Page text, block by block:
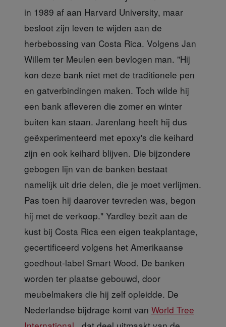
in 1989 af aan Harvard University, maar
besloot zijn leven te wijden aan de
herbebossing van Costa Rica. Volgens Jan
Willem ter Meulen een bevlogen man. "Hij
kon deze bank niet met de traditionele pen
en gatverbindingen maken. Toch wilde hij
een bank afleveren die zomer en winter
buiten kan staan. Jarenlang heeft hij dus
geëxperimenteerd met epoxy's die keihard
zijn en ook keihard blijven. Die bijzondere
gebogen lijn van de banken bestaat
namelijk uit drie delen, die je moet verlijmen.
Pas toen hij daarover tevreden was, begon
hij met de verkoop." Yardley bezit aan de
kust bij Costa Rica een eigen teakplantage,
gecertificeerd volgens het Amerikaanse
goedhout-label Smart Wood. De banken
worden ter plaatse gebouwd, door
meubelmakers die hij zelf opleidde. De
Nederlandse bijdrage komt van World Tree